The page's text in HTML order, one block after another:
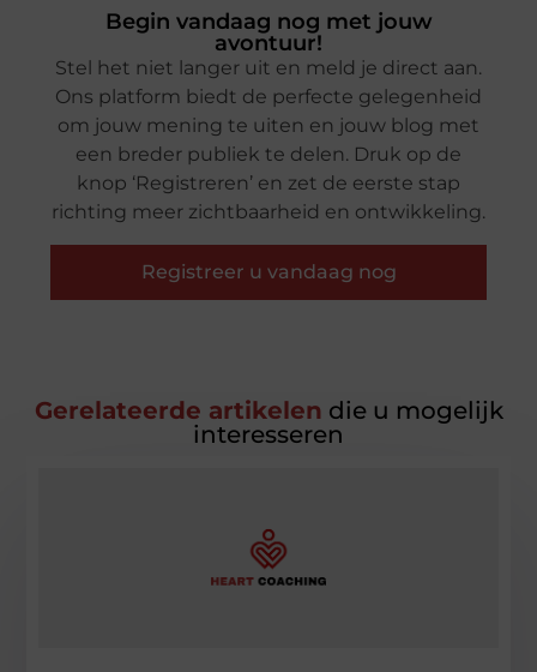
Begin vandaag nog met jouw
avontuur!
Stel het niet langer uit en meld je direct aan.
Ons platform biedt de perfecte gelegenheid
om jouw mening te uiten en jouw blog met
een breder publiek te delen. Druk op de
knop ‘Registreren’ en zet de eerste stap
richting meer zichtbaarheid en ontwikkeling.
Registreer u vandaag nog
Gerelateerde artikelen die u mogelijk
interesseren